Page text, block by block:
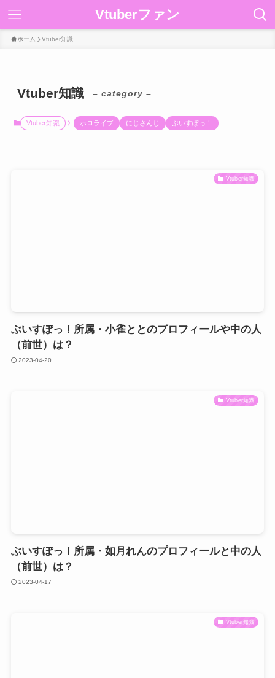
Vtuberファン
ホーム Vtuber知識
Vtuber知識 – category –
Vtuber知識 ホロライブ にじさんじ ぶいすぽっ！
Vtuber知識
ぶいすぽっ！所属・小雀ととのプロフィールや中の人
（前世）は？
2023-04-20
Vtuber知識
ぶいすぽっ！所属・如月れんのプロフィールと中の人
（前世）は？
2023-04-17
Vtuber知識